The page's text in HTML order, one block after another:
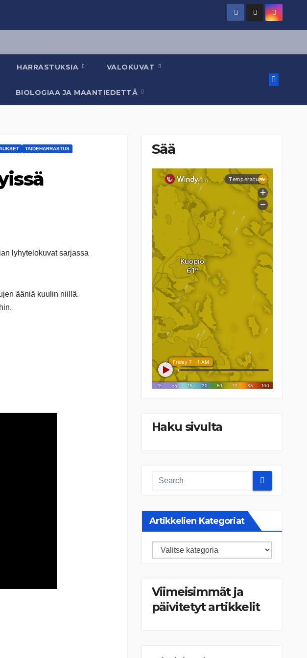
HARRASTUKSIA VALOKUVAT
BIOLOGIAA JA MAANTIEDETTÄ
TAIDEHARRASTUS
lyhytelokuvat sarjassa
ääniä kuulin niillä.
Sää
Haku sivulta
Artikkelien Kategoriat
Artikkelien
Viimeisimmät ja
päivitetyt artikkelit